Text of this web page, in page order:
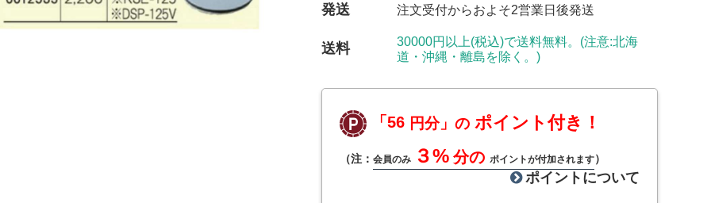
発送 注文受付からおよそ2営業日後発送
送料
30000円以上(税込)で送料無料。(注意:北海
道・沖縄・離島を除く。)
「56 円分」のポイント付き！
（注： 会員のみ ３% 分のポイントが付加されます）
ポイントについて